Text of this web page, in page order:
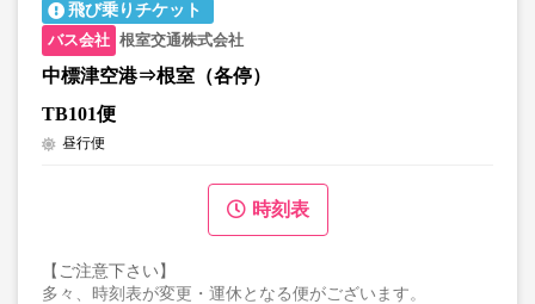
飛び乗りチケット
根室交通株式会社
中標津空港⇒根室（各停）
TB101便
昼行便
時刻表
【ご注意下さい】
多々、時刻表が変更・運休となる便がございます。